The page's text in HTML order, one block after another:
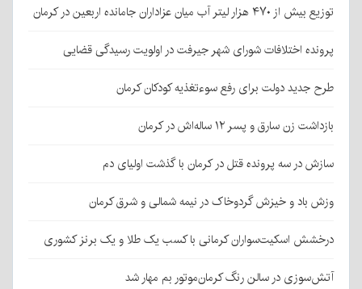
توزیع بیش از ۴۷۰ هزار لیتر آب میان عزاداران جامانده اربعین در کرمان
پرونده اختلافات شورای شهر جیرفت در اولویت رسیدگی قضایی
طرح جدید دولت برای رفع سوءتغذیه کودکان کرمان
بازداشت زن سارق و پسر ۱۲ ساله‌اش در کرمان
سازش در سه پرونده قتل در کرمان با گذشت اولیای دم
وزش باد و خیزش گردوخاک در نیمه شمالی و شرق کرمان
درخشش اسکیت‌سواران کرمانی با کسب یک طلا و یک برنز کشوری
آتش‌سوزی در سالن رنگ کرمان‌موتور بم مهار شد